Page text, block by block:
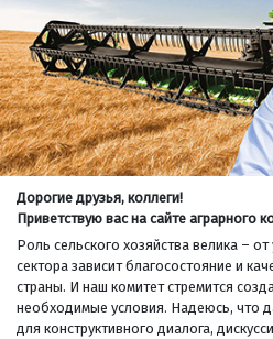
Дорогие друзья, коллеги!
Приветствую вас на сайте аграрного
Роль сельского хозяйства велика –
сектора зависит благосостояние и
страны. И наш комитет стремится
необходимые условия. Надеюсь, что
для конструктивного диалога,